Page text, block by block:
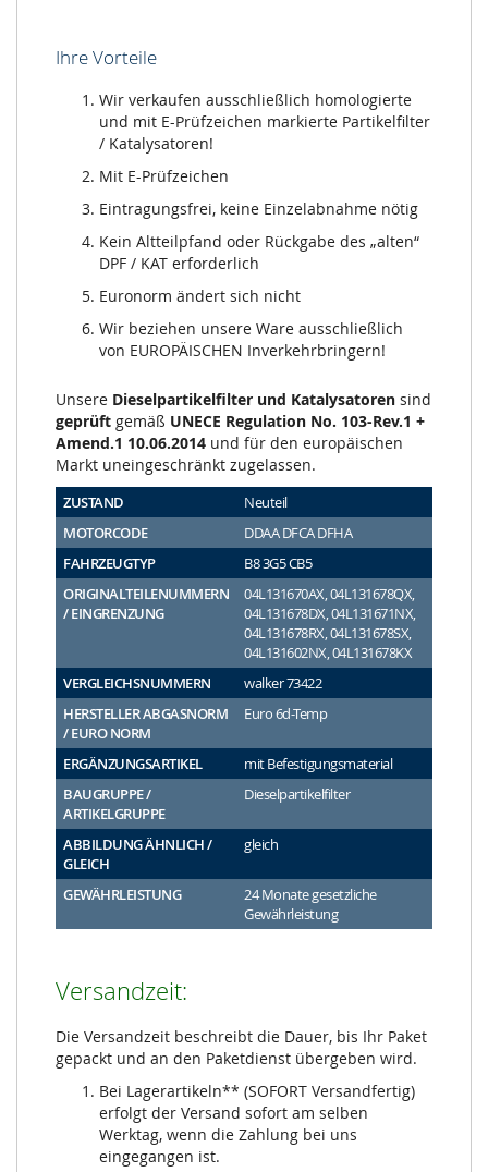
Ihre Vorteile
Wir verkaufen ausschließlich homologierte
und mit E-Prüfzeichen markierte Partikelfilter
/ Katalysatoren!
Mit E-Prüfzeichen
Eintragungsfrei, keine Einzelabnahme nötig
Kein Altteilpfand oder Rückgabe des „alten“
DPF / KAT erforderlich
Euronorm ändert sich nicht
Wir beziehen unsere Ware ausschließlich
von EUROPÄISCHEN Inverkehrbringern!
Unsere Dieselpartikelfilter und Katalysatoren sind
geprüft gemäß UNECE Regulation No. 103-Rev.1 +
Amend.1 10.06.2014 und für den europäischen
Markt uneingeschränkt zugelassen.
ZUSTAND
Neuteil
MOTORCODE
DDAA DFCA DFHA
FAHRZEUGTYP
B8 3G5 CB5
ORIGINALTEILENUMMERN
/ EINGRENZUNG
04L131670AX, 04L131678QX,
04L131678DX, 04L131671NX,
04L131678RX, 04L131678SX,
04L131602NX, 04L131678KX
VERGLEICHSNUMMERN
walker 73422
HERSTELLER ABGASNORM
/ EURO NORM
Euro 6d-Temp
ERGÄNZUNGSARTIKEL
mit Befestigungsmaterial
BAUGRUPPE /
ARTIKELGRUPPE
Dieselpartikelfilter
ABBILDUNG ÄHNLICH /
GLEICH
gleich
GEWÄHRLEISTUNG
24 Monate gesetzliche
Gewährleistung
Versandzeit:
Die Versandzeit beschreibt die Dauer, bis Ihr Paket
gepackt und an den Paketdienst übergeben wird.
Bei Lagerartikeln** (SOFORT Versandfertig)
erfolgt der Versand sofort am selben
Werktag, wenn die Zahlung bei uns
eingegangen ist.